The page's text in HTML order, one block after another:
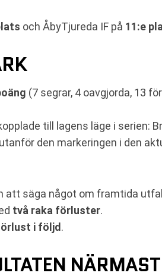
och ÅbyTjureda IF på 11:e
(7 segrar, 4 oavgjorda, 13
till lagens läge i serien:
den markeringen i den
att säga något om framtida
två raka förluster.
i följd.